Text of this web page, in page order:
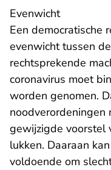
Evenwicht
Een democratische
evenwicht tussen
rechtsprekende
coronavirus moet
worden genomen.
noodverordeningen
gewijzigde voorstel
lukken. Daaraan
voldoende om